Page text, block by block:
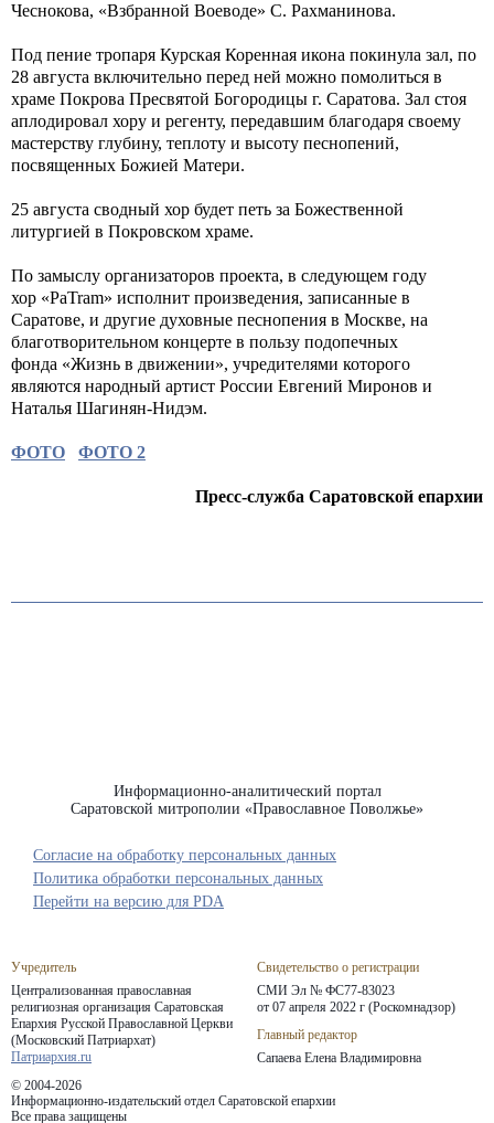
Чеснокова, «Взбранной Воеводе» С. Рахманинова.
Под пение тропаря Курская Коренная икона покинула зал, по
28 августа включительно перед ней можно помолиться в
храме Покрова Пресвятой Богородицы г. Саратова. Зал стоя
аплодировал хору и регенту, передавшим благодаря своему
мастерству глубину, теплоту и высоту песнопений,
посвященных Божией Матери.
25 августа сводный хор будет петь за Божественной
литургией в Покровском храме.
По замыслу организаторов проекта, в следующем году
хор «PaTram» исполнит произведения, записанные в
Саратове, и другие духовные песнопения в Москве, на
благотворительном концерте в пользу подопечных
фонда «Жизнь в движении», учредителями которого
являются народный артист России Евгений Миронов и
Наталья Шагинян-Нидэм.
ФОТО ФОТО 2
Пресс-служба Саратовской епархии
Информационно-аналитический портал
Саратовской митрополии «Православное Поволжье»
Учредитель
Централизованная православная
религиозная организация Саратовская
Епархия Русской Православной Церкви
(Московский Патриархат)
Патриархия.ru
Свидетельство о регистрации
СМИ Эл № ФС77-83023
от 07 апреля 2022 г (Роскомнадзор)
Главный редактор
Сапаева Елена Владимировна
© 2004-2026
Информационно-издательский отдел Саратовской епархии
Все права защищены
Согласие на обработку персональных данных
Политика обработки персональных данных
Перейти на версию для PDA